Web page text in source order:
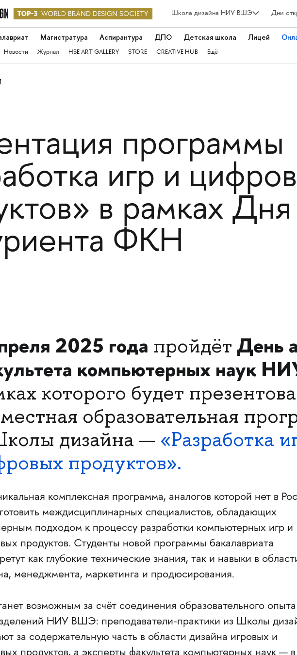
Школа дизайна НИУ ВШЭ Дни
Магистратура Аспирантура ДПО Детская школа Лицей
Новости Журнал HSE ART GALLERY STORE CREATIVE HUB Ещё
программы
игр и
в рамках Дня
ФКН
2025 года пройдёт День
компьютерных наук
которого будет
образовательная
дизайна —«Разработка
продуктов».
комплексная программа, аналогов которой нет в
междисциплинарных специалистов, обладающих
подходом к процессу разработки компьютерных игр и
продуктов. Студенты новой программы бакалавриата
как глубокие технические знания, так и навыки в
менеджмента, маркетинга и продюсирования.
возможным за счёт соединения образовательного
НИУ ВШЭ: преподаватели-практики из Школы
за содержательную часть в области дизайна игровых и